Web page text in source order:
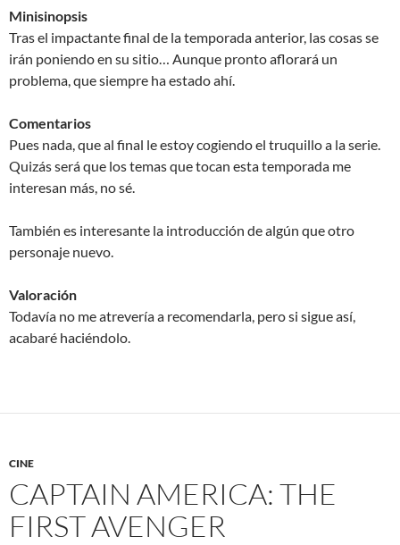
Minisinopsis
Tras el impactante final de la temporada anterior, las cosas se
irán poniendo en su sitio… Aunque pronto aflorará un
problema, que siempre ha estado ahí.
Comentarios
Pues nada, que al final le estoy cogiendo el truquillo a la serie.
Quizás será que los temas que tocan esta temporada me
interesan más, no sé.
También es interesante la introducción de algún que otro
personaje nuevo.
Valoración
Todavía no me atrevería a recomendarla, pero si sigue así,
acabaré haciéndolo.
CINE
CAPTAIN AMERICA: THE
FIRST AVENGER